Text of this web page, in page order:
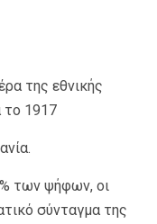
της εθνικής
το 1917
των ψήφων, οι
σύνταγμα της